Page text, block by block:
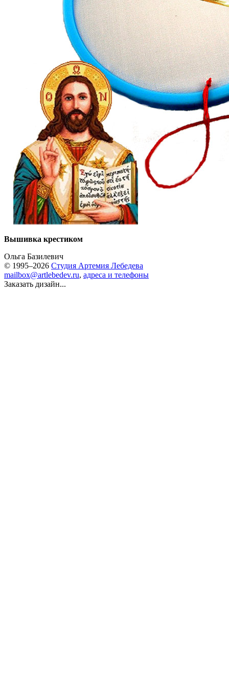
Вышивка крестиком
Ольга Базилевич
© 1995–2026 Студия Артемия Лебедева
mailbox@artlebedev.ru, адреса и телефоны
Заказать дизайн...